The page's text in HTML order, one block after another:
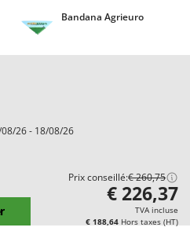
Bandana Agrieuro
26 - 18/08/26
Prix conseillé:€ 260,75
€ 226,37
TVA incluse
€ 188,64 Hors taxes (HT)